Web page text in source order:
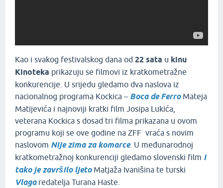
Kao i svakog festivalskog dana od 22 sata u kinu
Kinoteka prikazuju se filmovi iz kratkometražne
konkurencije. U srijedu gledamo dva naslova iz
nacionalnog programa Kockica – Boca de FerroMateja
Matijevića i najnoviji kratki film Josipa Lukića,
veterana Kockica s dosad tri filma prikazana u ovom
programu koji se ove godine na ZFF vraća s novim
naslovom Nije zima za komarce. U međunarodnoj
kratkometražnoj konkurenciji gledamo slovenski film I
tako je završilo ljetoMatjaža Ivanišina te turski
Vlagaredatelja Turana Haste.